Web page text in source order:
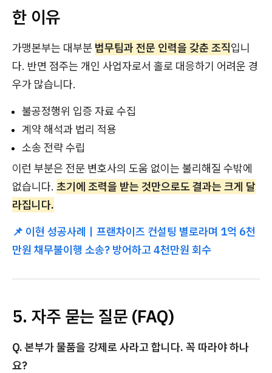
한 이유
가맹본부는 대부분 법무팀과 전문 인력을 갖춘 조직입니
다. 반면 점주는 개인 사업자로서 홀로 대응하기 어려운 경
우가 많습니다.
불공정행위 입증 자료 수집
계약 해석과 법리 적용
소송 전략 수립
이런 부분은 전문 변호사의 도움 없이는 불리해질 수밖에
없습니다. 초기에 조력을 받는 것만으로도 결과는 크게 달
라집니다.
📌 이현 성공사례｜프랜차이즈 컨설팅 별로라며 1억 6천
만원 채무불이행 소송? 방어하고 4천만원 회수
5. 자주 묻는 질문 (FAQ)
Q. 본부가 물품을 강제로 사라고 합니다. 꼭 따라야 하나
요?